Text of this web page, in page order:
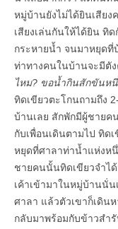
หมู่บ้านยังไม่ได้ยินเสียง
เสียงเล่นกันให้ได้ยิน ทิ
กระหายน้ำ จนมาหยุด
ท่าทางคนในบ้านจะมีตัง
ไหม? ขอน้ำกินสักขันหนึ่
ทิดเขียวตะโกนถามถึง
บ้านเลย สักพักมีผู้ชายค
กับเพื่อนเดินตามไป ทิด
หยุดที่ศาลาท่าน้ำแห่งหนึ่
ชายคนนั้นทิดเขียวจำไ
เค้าเข้ามาในหมู่บ้านนั่
ศาลา แล้วตัวเขาก็เดิน
กลับมาพร้อมกับข้าวสำ